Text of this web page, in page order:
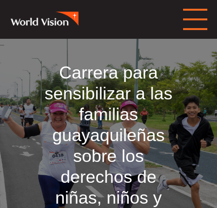
Carrera para
sensibilizar a las
familias
guayaquileñas
sobre los
derechos de
niñas, niños y